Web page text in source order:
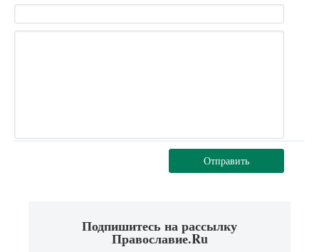
Отправить
Подпишитесь на рассылку
Православие.Ru